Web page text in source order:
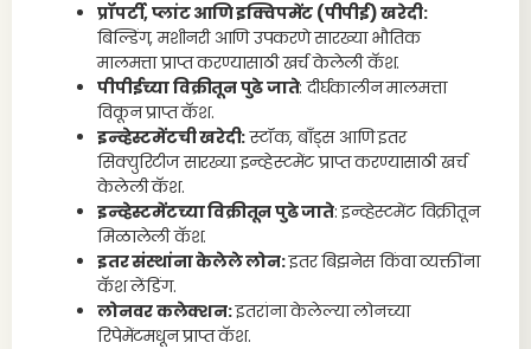
प्रॉपर्टी, प्लांट आणि इक्विपमेंट (पीपीई) खरेदी:
बिल्डिंग, मशीनरी आणि उपकरणे सारख्या भौतिक
मालमत्ता प्राप्त करण्यासाठी खर्च केलेली कॅश.
पीपीईच्या विक्रीतून पुढे जाते: दीर्घकालीन मालमत्ता
विकून प्राप्त कॅश.
इन्व्हेस्टमेंटची खरेदी:स्टॉक, बाँड्स आणि इतर
सिक्युरिटीज सारख्या इन्व्हेस्टमेंट प्राप्त करण्यासाठी खर्च
केलेली कॅश.
इन्व्हेस्टमेंटच्या विक्रीतून पुढे जाते: इन्व्हेस्टमेंट विक्रीतून
मिळालेली कॅश.
इतर संस्थांना केलेले लोन:इतर बिझनेस किंवा व्यक्तींना
कॅश लेंडिंग.
लोनवर कलेक्शन:इतरांना केलेल्या लोनच्या
रिपेमेंटमधून प्राप्त कॅश.